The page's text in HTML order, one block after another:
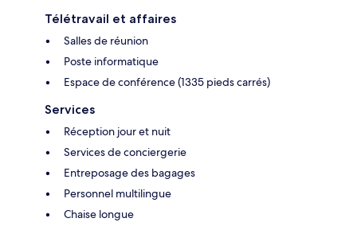
Télétravail et affaires
Salles de réunion
Poste informatique
Espace de conférence (1335 pieds carrés)
Services
Réception jour et nuit
Services de conciergerie
Entreposage des bagages
Personnel multilingue
Chaise longue